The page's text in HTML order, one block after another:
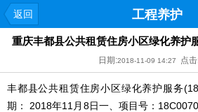
返回 工程养护
重庆丰都县公共租赁住房小区绿化养护
日期:2018-11-09 14:27 点
丰都县公共租赁住房小区绿化养护服务
期： 2018年11月8日一、项目号：